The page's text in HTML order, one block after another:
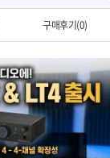
구매후기(0)